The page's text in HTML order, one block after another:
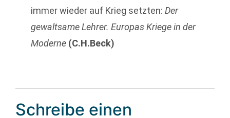
immer wieder auf Krieg setzten: Der
gewaltsame Lehrer. Europas Kriege in der
Moderne (C.H.Beck)
Schreibe einen